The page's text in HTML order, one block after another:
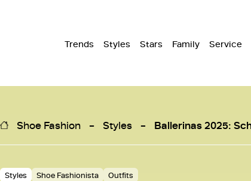
Trends Styles Stars Family Service
Shoe Fashion Styles Ballerinas 2025:
Styles Shoe Fashionista Outfits